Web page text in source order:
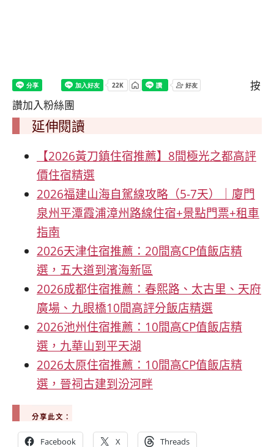
按
讚加入粉絲團
延伸閱讀
【2026黃刀鎮住宿推薦】8間極光之都高評
價住宿精選
2026福建山海自駕線攻略（5-7天）｜廈門
泉州平潭霞浦漳州路線住宿+景點門票+租車
指南
2026天津住宿推薦：20間高CP值飯店精
選，五大道到濱海新區
2026成都住宿推薦：春熙路、太古里、天府
廣場、九眼橋10間高評分飯店精選
2026池州住宿推薦：10間高CP值飯店精
選，九華山到平天湖
2026太原住宿推薦：10間高CP值飯店精
選，晉祠古建到汾河畔
分享此文：
Facebook X Threads